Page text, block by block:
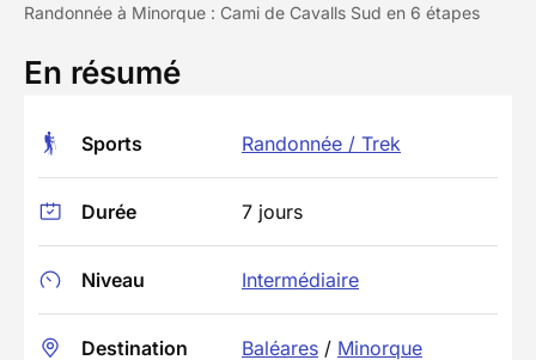
Randonnée à Minorque : Cami de Cavalls Sud en 6 étapes
En résumé
Sports Randonnée / Trek
Durée 7 jours
Niveau Intermédiaire
Destination Baléares / Minorque